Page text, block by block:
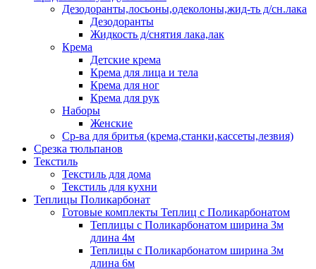
Дезодоранты,лосьоны,одеколоны,жид-ть д/сн.лака
Дезодоранты
Жидкость д/снятия лака,лак
Крема
Детские крема
Крема для лица и тела
Крема для ног
Крема для рук
Наборы
Женские
Ср-ва для бритья (крема,станки,кассеты,лезвия)
Срезка тюльпанов
Текстиль
Текстиль для дома
Текстиль для кухни
Теплицы Поликарбонат
Готовые комплекты Теплиц с Поликарбонатом
Теплицы с Поликарбонатом ширина 3м
длина 4м
Теплицы с Поликарбонатом ширина 3м
длина 6м